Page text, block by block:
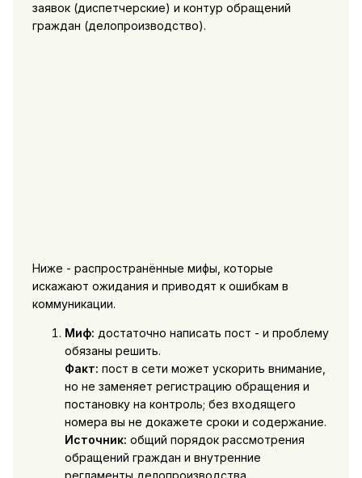
заявок (диспетчерские) и контур обращений
граждан (делопроизводство).
Ниже - распространённые мифы, которые
искажают ожидания и приводят к ошибкам в
коммуникации.
Миф: достаточно написать пост - и проблему
обязаны решить.
Факт: пост в сети может ускорить внимание,
но не заменяет регистрацию обращения и
постановку на контроль; без входящего
номера вы не докажете сроки и содержание.
Источник: общий порядок рассмотрения
обращений граждан и внутренние